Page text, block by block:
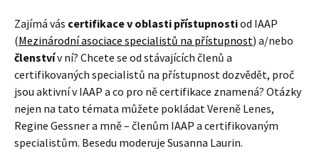
Zajímá vás certifikace v oblasti přístupnostiod IAAP
(Mezinárodní asociace specialistů na přístupnost) a/nebo
členstvív ní? Chcete se od stávajících členů a
certifikovaných specialistů na přístupnost dozvědět, proč
jsou aktivní v IAAP a co pro ně certifikace znamená? Otázky
nejen na tato témata můžete pokládat Vereně Lenes,
Regine Gessner a mně – členům IAAP a certifikovaným
specialistům. Besedu moderuje Susanna Laurin.